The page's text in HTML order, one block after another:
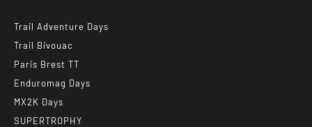
Trail Adventure Days
Trail Bivouac
Paris Brest TT
Enduromag Days
MX2K Days
SUPERTROPHY